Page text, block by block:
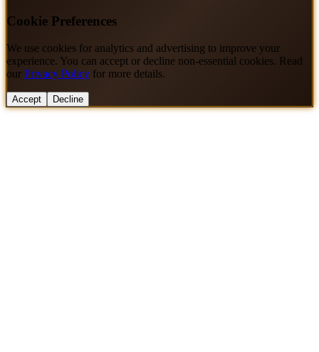
Cookie Preferences
We use cookies for analytics and advertising to improve your
experience. You can accept or decline non-essential cookies. Read
our Privacy Policy for more details.
Accept Decline